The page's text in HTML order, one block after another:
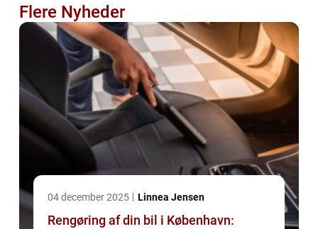
Flere Nyheder
04 december 2025 Linnea Jensen
Rengøring af din bil i København: